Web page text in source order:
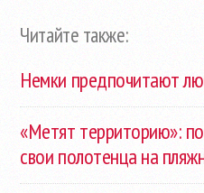
Читайте также:
Немки предпочитают
«Метят территорию»:
свои полотенца на